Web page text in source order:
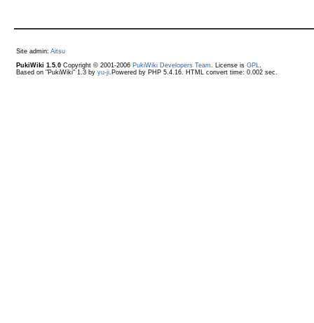
Site admin: Aitsu
PukiWiki 1.5.0Copyright © 2001-2006 PukiWiki Developers Team . License is GPL
Based on "PukiWiki" 1.3 by yu-ji.Powered by PHP 5.4.16. HTML convert time: 0.002 sec.